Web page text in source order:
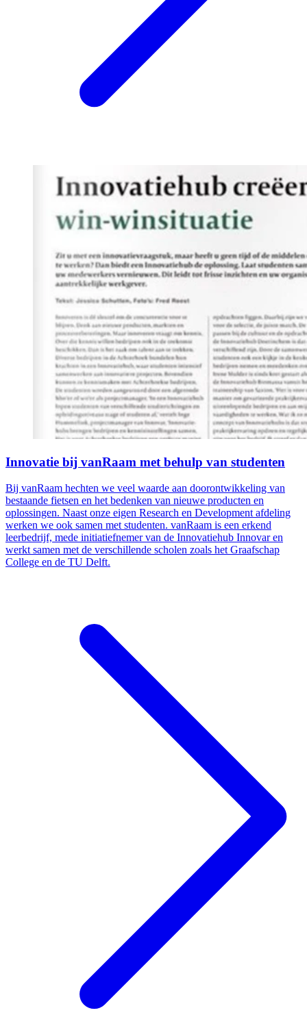
Innovatie bij vanRaam met behulp van studenten
Bij vanRaam hechten we veel waarde aan doorontwikkeling van
bestaande fietsen en het bedenken van nieuwe producten en
oplossingen. Naast onze eigen Research en Development afdeling
werken we ook samen met studenten. vanRaam is een erkend
leerbedrijf, mede initiatiefnemer van de Innovatiehub Innovar en
werkt samen met de verschillende scholen zoals het Graafschap
College en de TU Delft.